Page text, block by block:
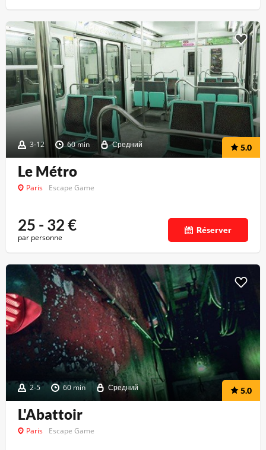
3-12 60 min Средний 5.0
Le Métro
Paris Escape Game
25 - 32€
par personne
Réserver
2-5 60 min Средний 5.0
L'Abattoir
Paris Escape Game